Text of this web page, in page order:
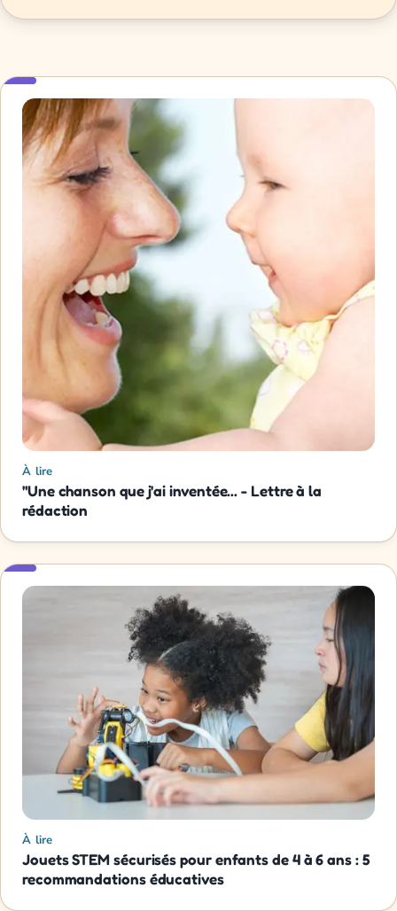
À lire
"Une chanson que j'ai inventée... - Lettre à la
rédaction
À lire
Jouets STEM sécurisés pour enfants de 4 à 6 ans : 5
recommandations éducatives